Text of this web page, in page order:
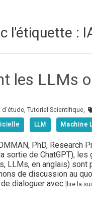
l'étiquette :
les LLMs
d'étude, Tutoriel Scientifique,
LLM Machine
PhD, Research
sortie de ChatGPT),
LLMs, en anglais)
de discussion au
dialoguer avec [lire la